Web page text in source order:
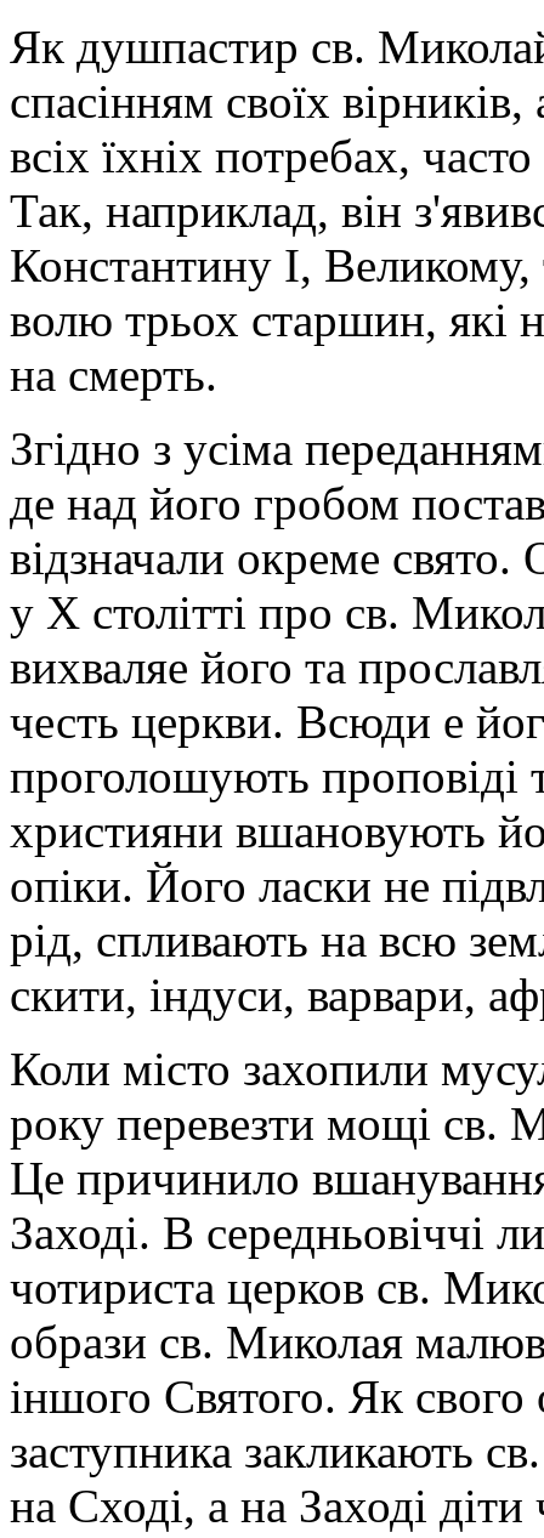
Як душпастир св.
спасінням своїх
всіх їхніх потребах,
Так, наприклад, він
Константину І, Великому,
волю трьох старшин, які
на смерть.
Згідно з усіма
де над його гробом
відзначали окреме
у X столітті про св.
вихваляе його та
честь церкви. Всюди е
проголошують проповіді
християни вшановують
опіки. Його ласки не
рід, спливають на всю
скити, індуси, варвари,
Коли місто захопили
року перевезти мощі св.
Це причинило
Заході. В середньовіччі
чотириста церков св.
образи св. Миколая
іншого Святого. Як свого
заступника закликають
на Сході, а на Заході